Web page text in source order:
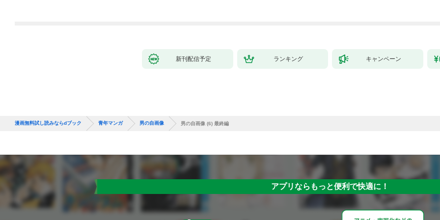
新刊配信予定 ランキング キャンペーン
漫画無料試し読みならdブック 青年マンガ 男の自画像 男の自画像 (6) 最終編
アプリならもっと便利で快適に！